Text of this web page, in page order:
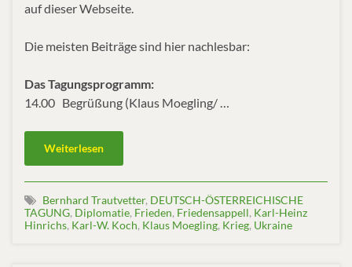
auf dieser Webseite.
Die meisten Beiträge sind hier nachlesbar:
Das Tagungsprogramm:
14.00 Begrüßung (Klaus Moegling/ …
Weiterlesen
Bernhard Trautvetter, DEUTSCH-ÖSTERREICHISCHE
TAGUNG, Diplomatie, Frieden, Friedensappell, Karl-Heinz
Hinrichs, Karl-W. Koch, Klaus Moegling, Krieg, Ukraine